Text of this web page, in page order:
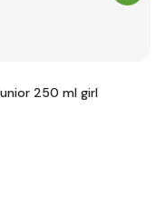
250 ml girl